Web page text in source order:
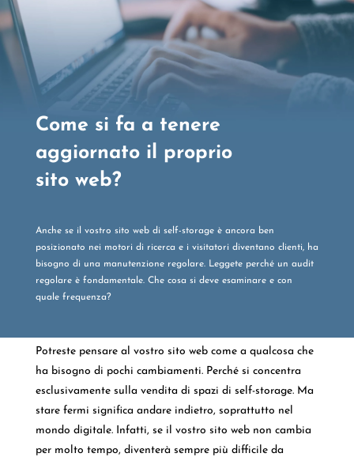
Come si fa a tenere
aggiornato il proprio
sito web?
Anche se il vostro sito web di self-storage è ancora ben
posizionato nei motori di ricerca e i visitatori diventano clienti, ha
bisogno di una manutenzione regolare. Leggete perché un audit
regolare è fondamentale. Che cosa si deve esaminare e con
quale frequenza?
Potreste pensare al vostro sito web come a qualcosa che
ha bisogno di pochi cambiamenti. Perché si concentra
esclusivamente sulla vendita di spazi di self-storage. Ma
stare fermi significa andare indietro, soprattutto nel
mondo digitale. Infatti, se il vostro sito web non cambia
per molto tempo, diventerà sempre più difficile da